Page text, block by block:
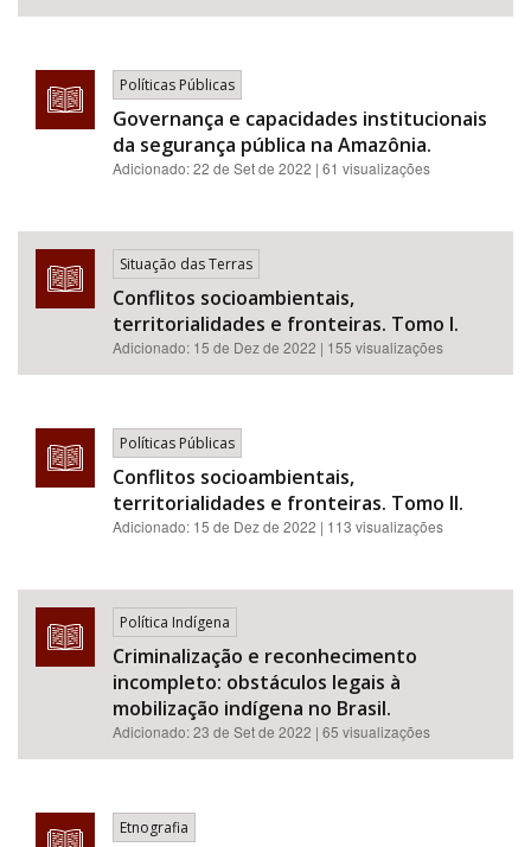
Políticas Públicas
Governança e capacidades institucionais
da segurança pública na Amazônia.
Adicionado:22 de Set de 2022 | 61 visualizações
Situação das Terras
Conflitos socioambientais,
territorialidades e fronteiras. Tomo I.
Adicionado: 15 de Dez de 2022 | 155 visualizações
Políticas Públicas
Conflitos socioambientais,
territorialidades e fronteiras. Tomo II.
Adicionado: 15 de Dez de 2022 | 113 visualizações
Política Indígena
Criminalização e reconhecimento
incompleto: obstáculos legais à
mobilização indígena no Brasil.
Adicionado:23 de Set de 2022 | 65 visualizações
Etnografia